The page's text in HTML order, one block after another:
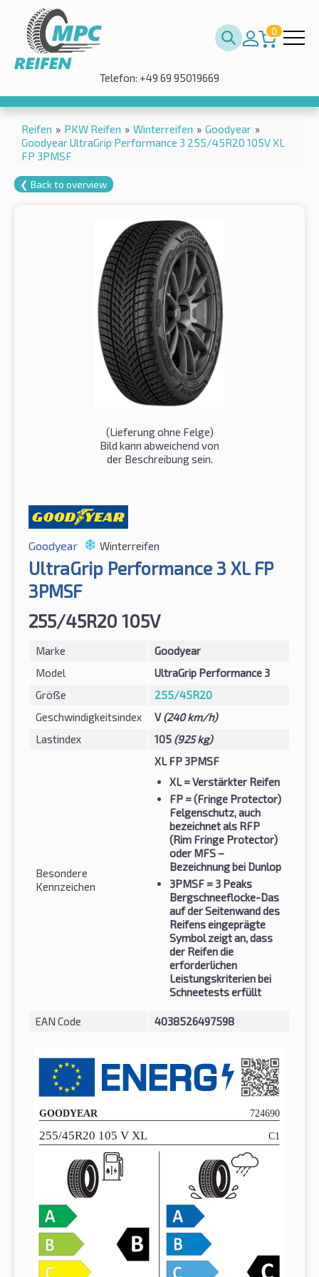
0
Telefon: +49 69 95019669
Reifen » PKW Reifen » Winterreifen » Goodyear »
Goodyear UltraGrip Performance 3 255/45R20 105V XL
FP 3PMSF
❮ Back to overview
(Lieferung ohne Felge)
Bild kann abweichend von
der Beschreibung sein.
Goodyear Winterreifen
UltraGrip Performance 3 XL FP
3PMSF
255/45R20 105V
Marke
Goodyear
Model
UltraGrip Performance 3
Größe
255/45R20
Geschwindigkeitsindex
V(240 km/h)
Lastindex
105 (925 kg)
Besondere
Kennzeichen
XL FP 3PMSF
XL= Verstärkter Reifen
FP = (Fringe Protector)
Felgenschutz, auch
bezeichnet als RFP
(Rim Fringe Protector)
oder MFS –
Bezeichnung bei Dunlop
3PMSF = 3 Peaks
Bergschneeflocke-Das
auf der Seitenwand des
Reifens eingeprägte
Symbol zeigt an, dass
der Reifen die
erforderlichen
Leistungskriterien bei
Schneetests erfüllt
EAN Code 4038526497598